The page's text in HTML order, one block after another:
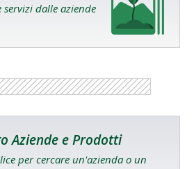
dalle aziende
Aziende e Prodotti
per cercare un'azienda o un